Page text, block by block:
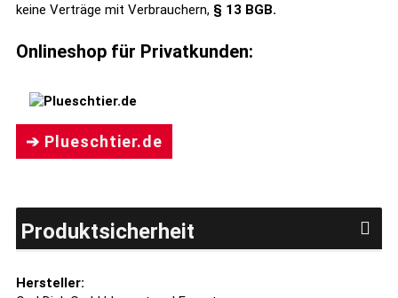
keine Verträge mit Verbrauchern, § 13 BGB.
Onlineshop für Privatkunden:
➔ Plueschtier.de
Produktsicherheit
Hersteller: